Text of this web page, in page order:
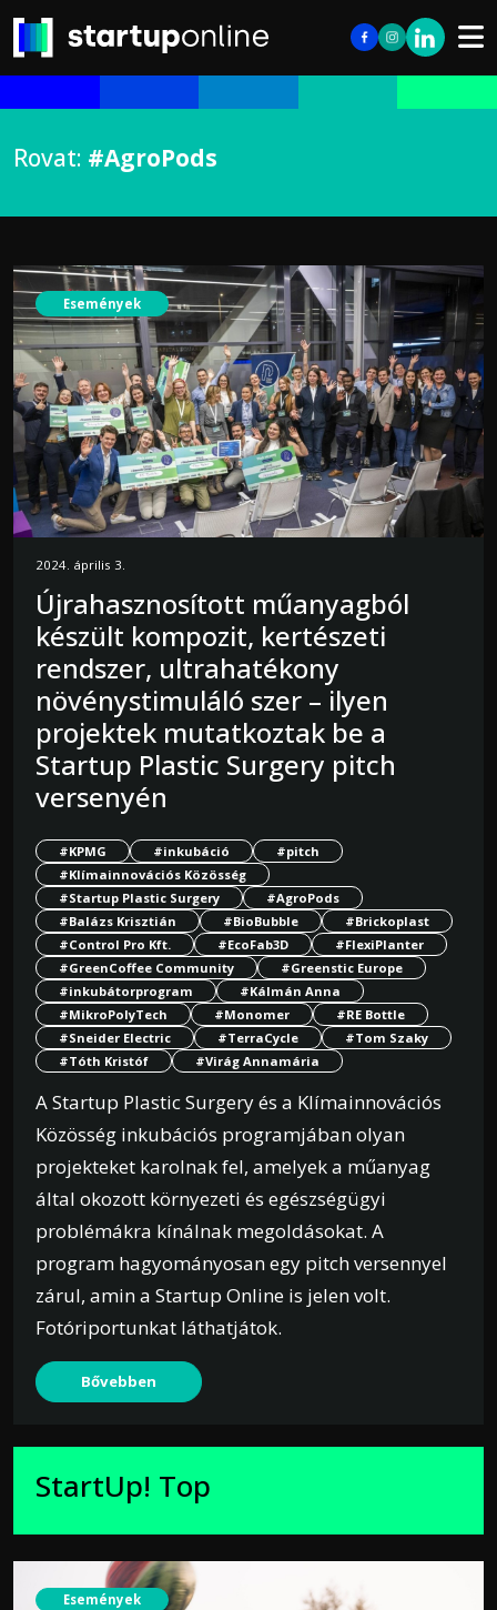
Rovat: #AgroPods
Események
2024. április 3.
Újrahasznosított műanyagból
készült kompozit, kertészeti
rendszer, ultrahatékony
növénystimuláló szer – ilyen
projektek mutatkoztak be a
Startup Plastic Surgery pitch
versenyén
#KPMG #inkubáció
#pitch
#Klímainnovációs Közösség
#Startup Plastic Surgery
#AgroPods
#Balázs Krisztián
#BioBubble
#Brickoplast
#Control Pro Kft.
#EcoFab3D
#FlexiPlanter
#GreenCoffee Community
#Greenstic Europe
#inkubátorprogram
#Kálmán Anna
#MikroPolyTech
#Monomer
#RE Bottle
#Sneider Electric
#TerraCycle
#Tom Szaky
#Tóth Kristóf
#Virág Annamária
A Startup Plastic Surgery és a Klímainnovációs
Közösség inkubációs programjában olyan
projekteket karolnak fel, amelyek a műanyag
által okozott környezeti és egészségügyi
problémákra kínálnak megoldásokat. A
program hagyományosan egy pitch versennyel
zárul, amin a Startup Online is jelen volt.
Fotóriportunkat láthatjátok.
Bővebben
StartUp! Top
Események